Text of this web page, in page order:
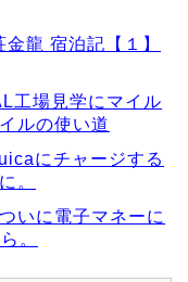
龍 宿泊記【１】
工場見学にマイル
ルの使い道
にチャージする
。
いに電子マネーに
。